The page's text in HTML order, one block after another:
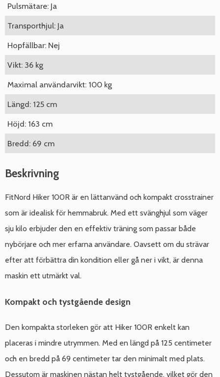
Pulsmätare: Ja
Transporthjul: Ja
Hopfällbar: Nej
Vikt: 36 kg
Maximal användarvikt: 100 kg
Längd: 125 cm
Höjd: 163 cm
Bredd: 69 cm
Beskrivning
FitNord Hiker 100R är en lättanvänd och kompakt crosstrainer
som är idealisk för hemmabruk. Med ett svänghjul som väger
sju kilo erbjuder den en effektiv träning som passar både
nybörjare och mer erfarna användare. Oavsett om du strävar
efter att förbättra din kondition eller gå ner i vikt, är denna
maskin ett utmärkt val.
Kompakt och tystgående design
Den kompakta storleken gör att Hiker 100R enkelt kan
placeras i mindre utrymmen. Med en längd på 125 centimeter
och en bredd på 69 centimeter tar den minimalt med plats.
Dessutom är maskinen nästan helt tystgående, vilket gör den